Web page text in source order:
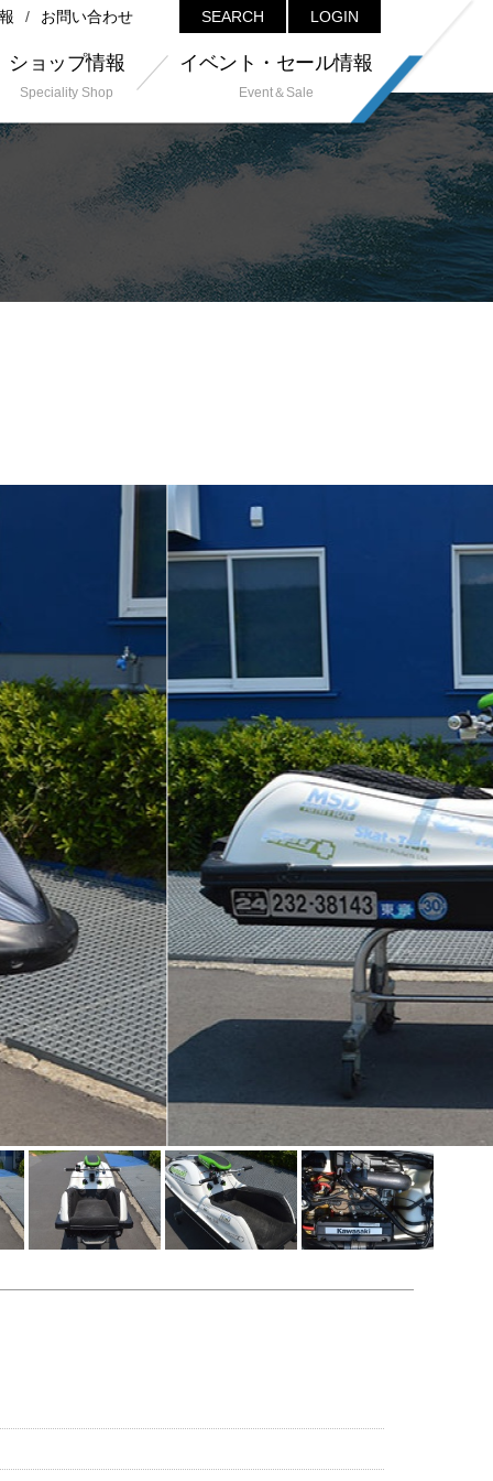
お問い合わせ SEARCH LOGIN
ショップ情報
Speciality Shop
イベント・セール情報
Event＆Sale